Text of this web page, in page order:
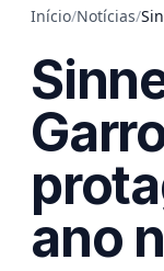
Início/Notícias/
ano